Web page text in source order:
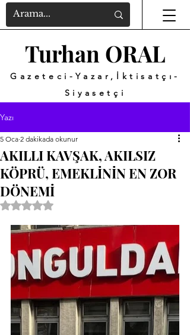
Turhan ORAL
Gazeteci-Yazar,İktisatçı-
Siyasetçi
Yazı
AKILLI KAVŞAK, AKILSIZ
KÖPRÜ, EMEKLİNİN EN ZOR
DÖNEMİ
5 Oca 2 dakikada okunur
5 üzerinden NaN yıldız